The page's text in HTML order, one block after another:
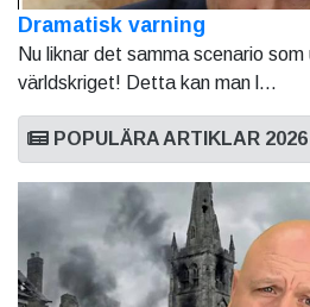
Dramatisk varning
Nu liknar det samma scenario
världskriget! Detta kan man l...
POPULÄRA ARTIKLAR 2026